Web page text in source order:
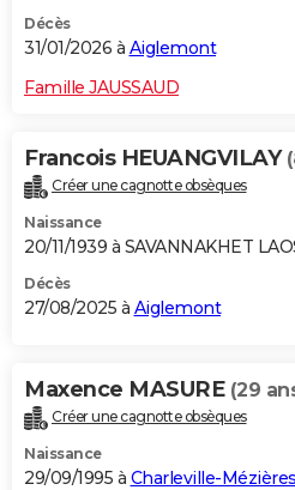
S'inscrire
Se connecter
Lycées
Collèges
Primaires
Universités
Entreprises
Service militaire
Avis de recherche
AVIS DE DÉCÈS
FORUM
Décès
31/01/2026 à Aiglemont
Famille JAUSSAUD
Francois HEUANGVILAY
Créer une cagnotte obsèques
Naissance
20/11/1939 à SAVANNAKHET
Décès
27/08/2025 à Aiglemont
Maxence MASURE (29
Créer une cagnotte obsèques
Naissance
29/09/1995 à Charleville-Mézières